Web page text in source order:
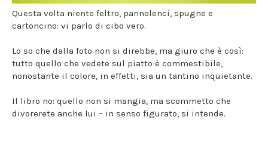
Questa volta niente feltro, pannolenci, spugne e
cartoncino: vi parlo di cibo vero.
Lo so che dalla foto non si direbbe, ma giuro che è così:
tutto quello che vedete sul piatto è commestibile,
nonostante il colore, in effetti, sia un tantino inquietante.
Il libro no: quello non si mangia, ma scommetto che
divorerete anche lui – in senso figurato, si intende.